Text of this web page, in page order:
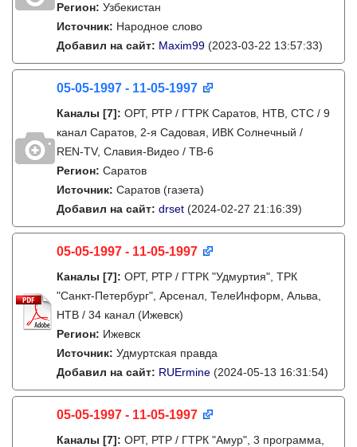
Регион: Узбекистан
Источник: Народное слово
Добавил на сайт: Maxim99 (2023-03-22 13:57:33)
05-05-1997 - 11-05-1997
Каналы [7]: ОРТ, РТР / ГТРК Саратов, НТВ, СТС / 9
канал Саратов, 2-я Садовая, ИВК Солнечный /
REN-TV, Славия-Видео / ТВ-6
Регион: Саратов
Источник: Саратов (газета)
Добавил на сайт: drset (2024-02-27 21:16:39)
05-05-1997 - 11-05-1997
Каналы [7]: ОРТ, РТР / ГТРК "Удмуртия", ТРК
"Санкт-Петербург", Арсенал, ТелеИнформ, Альва,
НТВ / 34 канал (Ижевск)
Регион: Ижевск
Источник: Удмуртская правда
Добавил на сайт: RUErmine (2024-05-13 16:31:54)
05-05-1997 - 11-05-1997
Каналы [7]: ОРТ, РТР / ГТРК "Амур", 3 программа,